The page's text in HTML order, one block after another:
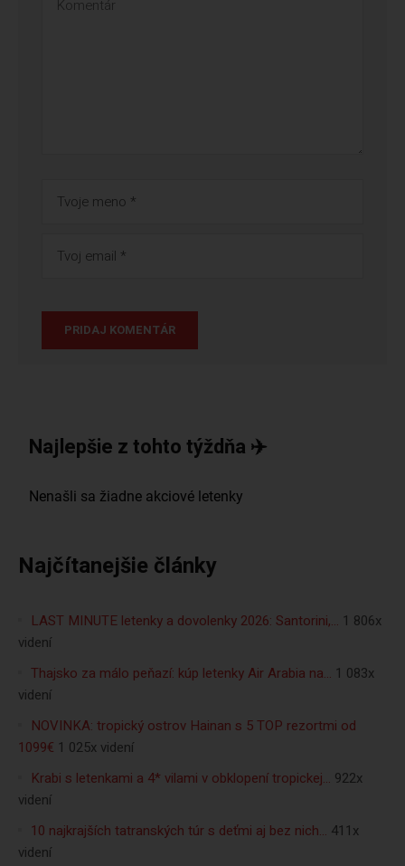
Najlepšie z tohto týždňa ✈️
Najčítanejšie články
LAST MINUTE letenky a dovolenky 2026: Santorini,… 1 806x
videní
Thajsko za málo peňazí: kúp letenky Air Arabia na… 1 083x
videní
NOVINKA: tropický ostrov Hainan s 5 TOP rezortmi od
1099€ 1 025x videní
Krabi s letenkami a 4* vilami v obklopení tropickej… 922x
videní
10 najkrajších tatranských túr s deťmi aj bez nich… 411x
videní